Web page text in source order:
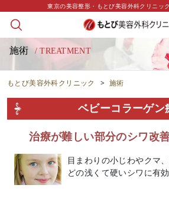
東京の美容整形・もとび美容外科クリニッ
施術 / TREATMENT
もとび美容外科クリニック > 施術
ベビーコラーゲン
治療が難しい部分のシワ改
目まわりの小じわやクマ
どの浅くて硬いシワに有